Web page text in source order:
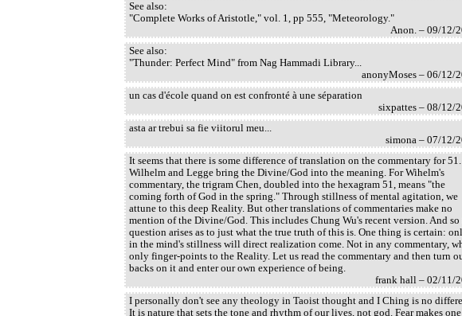
See also:
"Complete Works of Aristotle," vol. 1, pp 555, "Meteorology."
Anon. – 09/12/
See also:
"Thunder: Perfect Mind" from Nag Hammadi Library...
anonyMoses – 06/12/
un cas d'école quand on est confronté à une séparation
sixpattes – 08/12/
asta ar trebui sa fie viitorul meu...
simona – 07/12/
It seems that there is some difference of translation on the commentary for 51.
Wilhelm and Legge bring the Divine/God into the meaning. For Wihelm's
commentary, the trigram Chen, doubled into the hexagram 51, means "the
coming forth of God in the spring." Through stillness of mental agitation, we
attune to this deep Reality. But other translations of commentaries make no
mention of the Divine/God. This includes Chung Wu's recent version. And so
question arises as to just what the true truth of this is. One thing is certain:
in the mind's stillness will direct realization come. Not in any commentary,
only finger-points to the Reality. Let us read the commentary and then turn
backs on it and enter our own experience of being.
frank hall – 02/11/
I personally don't see any theology in Taoist thought and I Ching is no
It is nature that sets the tone and rhythm of our lives, not god. Fear makes one